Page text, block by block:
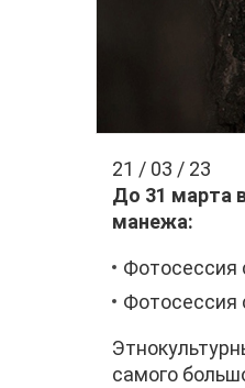
21 / 03 / 23
До 31 марта
манежа:
Фотосессия
Фотосессия
самого